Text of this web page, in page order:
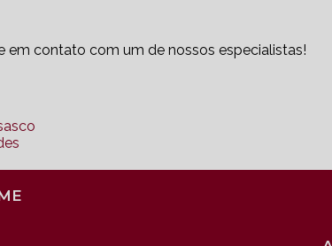
em contato com um de nossos especialistas!